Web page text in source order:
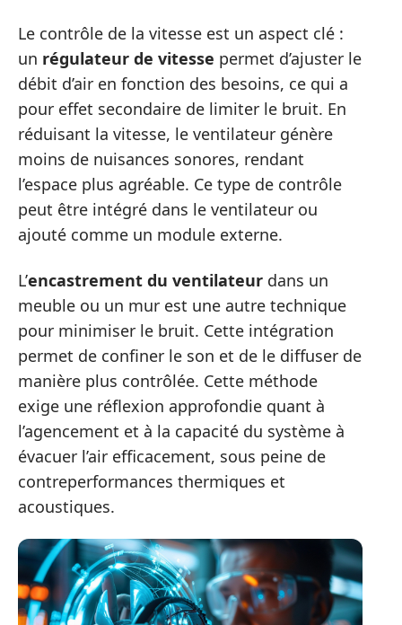
Le contrôle de la vitesse est un aspect clé :
un régulateur de vitesse permet d’ajuster le
débit d’air en fonction des besoins, ce qui a
pour effet secondaire de limiter le bruit. En
réduisant la vitesse, le ventilateur génère
moins de nuisances sonores, rendant
l’espace plus agréable. Ce type de contrôle
peut être intégré dans le ventilateur ou
ajouté comme un module externe.
L’encastrement du ventilateur dans un
meuble ou un mur est une autre technique
pour minimiser le bruit. Cette intégration
permet de confiner le son et de le diffuser de
manière plus contrôlée. Cette méthode
exige une réflexion approfondie quant à
l’agencement et à la capacité du système à
évacuer l’air efficacement, sous peine de
contreperformances thermiques et
acoustiques.